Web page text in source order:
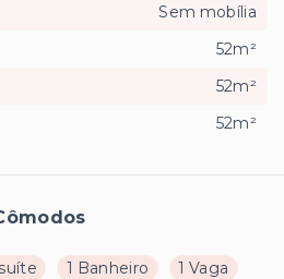
1 Banheiro
1 Vaga
Sem mobília
52m²
52m²
52m²